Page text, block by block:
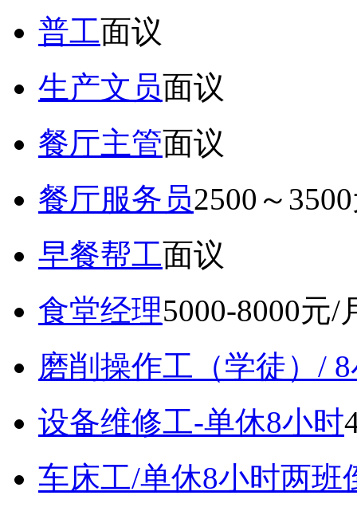
普工面议
生产文员面议
餐厅主管面议
餐厅服务员2500～
早餐帮工面议
食堂经理5000-8000元/
磨削操作工（学徒）/
设备维修工-单休8小时
车床工/单休8小时两班